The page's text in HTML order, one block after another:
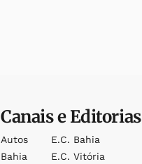
Canais e Editorias
Autos
Bahia
E.c. Bahia
E.c. Vitória